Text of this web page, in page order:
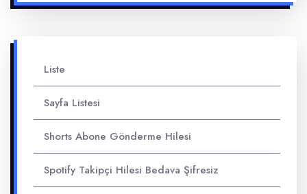
Liste
Sayfa Listesi
Shorts Abone Gönderme Hilesi
Spotify Takipçi Hilesi Bedava Şifresiz